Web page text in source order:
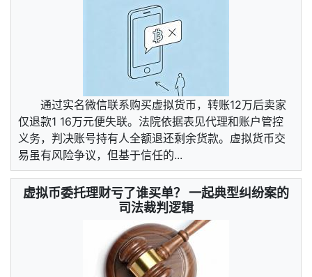
通过实名微信联系购买虚拟货币，转账12万后卖家
仅退款1 16万元便失联。法院依据表见代理和账户管控
义务，判决账号持有人全额退还剩余货款。虚拟货币交
易虽有风险争议，但基于信任的...
虚拟币委托理财亏了谁买单？ 一起典型纠纷案的
司法裁判逻辑